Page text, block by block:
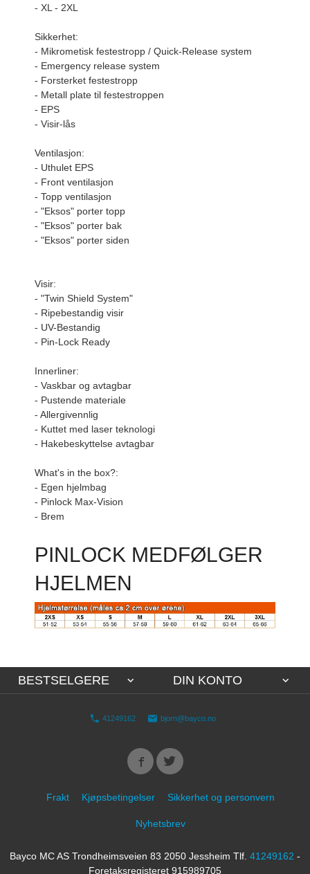
- XL - 2XL
Sikkerhet:
- Mikrometisk festestropp / Quick-Release system
- Emergency release system
- Forsterket festestropp
- Metall plate til festestroppen
- EPS
- Visir-lås
Ventilasjon:
- Uthulet EPS
- Front ventilasjon
- Topp ventilasjon
- "Eksos" porter topp
- "Eksos" porter bak
- "Eksos" porter siden
Visir:
- "Twin Shield System"
- Ripebestandig visir
- UV-Bestandig
- Pin-Lock Ready
Innerliner:
- Vaskbar og avtagbar
- Pustende materiale
- Allergivennlig
- Kuttet med laser teknologi
- Hakebeskyttelse avtagbar
What's in the box?:
- Egen hjelmbag
- Pinlock Max-Vision
- Brem
PINLOCK MEDFØLGER
HJELMEN
BESTSELGERE DIN KONTO
41249162 bjorn@bayco.no
Frakt Kjøpsbetingelser Sikkerhet og personvern
Nyhetsbrev
Bayco MC AS Trondheimsveien 83 2050 Jessheim Tlf. 41249162 -
Foretaksregisteret 915989705